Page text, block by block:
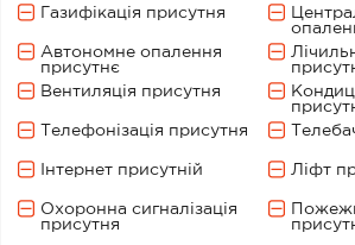
Газифікація присутня
Автономне опалення
присутнє
Вентиляція присутня
Телефонізація присутня
Інтернет присутній Ліфт
Охоронна сигналізація
присутня